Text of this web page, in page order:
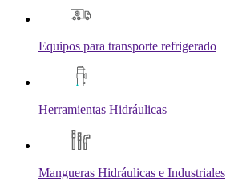
Equipos para transporte refrigerado
Herramientas Hidráulicas
Mangueras Hidráulicas e Industriales